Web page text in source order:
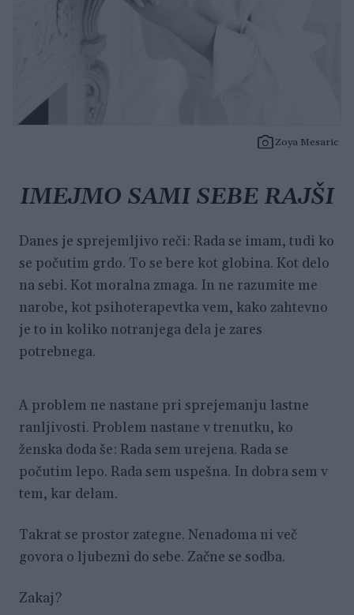
Zoya Mesaric
IMEJMO SAMI SEBE RAJŠI
Danes je sprejemljivo reči: Rada se imam, tudi ko
se počutim grdo. To se bere kot globina. Kot delo
na sebi. Kot moralna zmaga. In ne razumite me
narobe, kot psihoterapevtka vem, kako zahtevno
je to in koliko notranjega dela je zares
potrebnega.
A problem ne nastane pri sprejemanju lastne
ranljivosti. Problem nastane v trenutku, ko
ženska doda še: Rada sem urejena. Rada se
počutim lepo. Rada sem uspešna. In dobra sem v
tem, kar delam.
Takrat se prostor zategne. Nenadoma ni več
govora o ljubezni do sebe. Začne se sodba.
Zakaj?